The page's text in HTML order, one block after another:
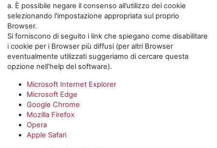
a. È possibile negare il consenso all’utilizzo dei cookie
selezionando l'impostazione appropriata sul proprio
Browser.
Si forniscono di seguito i link che spiegano come disabilitare
i cookie per i Browser più diffusi (per altri Browser
eventualmente utilizzati suggeriamo di cercare questa
opzione nell’help del software).
Microsoft Internet Explorer
Microsoft Edge
Google Chrome
Mozilla Firefox
Opera
Apple Safari